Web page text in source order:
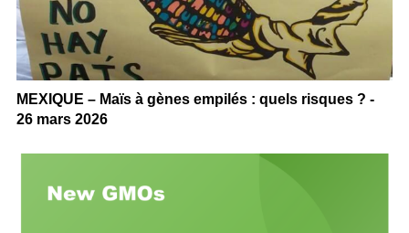
MEXIQUE – Maïs à gènes empilés : quels risques ? -
26 mars 2026